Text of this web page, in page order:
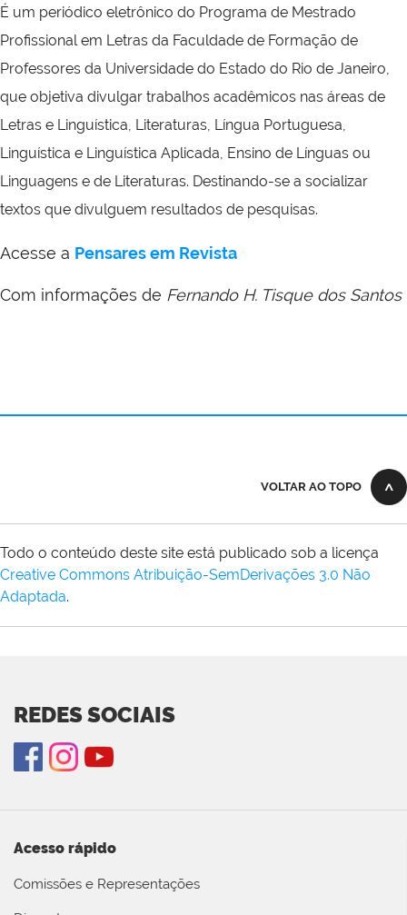
É um periódico eletrônico do Programa de Mestrado
Profissional em Letras da Faculdade de Formação de
Professores da Universidade do Estado do Rio de Janeiro,
que objetiva divulgar trabalhos acadêmicos nas áreas de
Letras e Linguística, Literaturas, Língua Portuguesa,
Linguística e Linguística Aplicada, Ensino de Línguas ou
Linguagens e de Literaturas. Destinando-se a socializar
textos que divulguem resultados de pesquisas.
Acesse a Pensares em Revista
Com informações de Fernando H. Tisque dos Santos
VOLTAR AO TOPO
Todo o conteúdo deste site está publicado sob a licença
Creative Commons Atribuição-SemDerivações 3.0 Não
Adaptada.
REDES SOCIAIS
Acesso rápido
Comissões e Representações